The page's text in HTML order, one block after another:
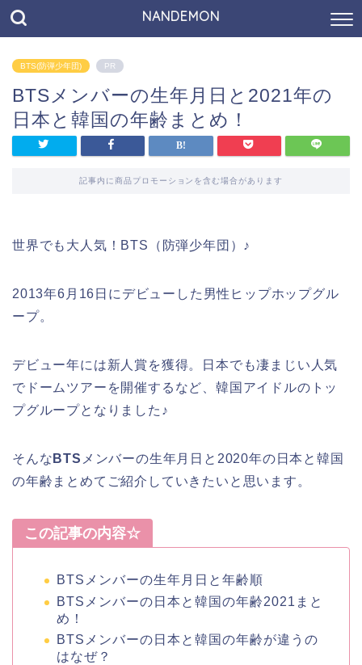
NANDEMON
BTS(防弾少年団) PR
BTSメンバーの生年月日と2021年の
日本と韓国の年齢まとめ！
記事内に商品プロモーションを含む場合があります
世界でも大人気！BTS（防弾少年団）♪
2013年6月16日にデビューした男性ヒップホップグル
ープ。
デビュー年には新人賞を獲得。日本でも凄まじい人気
でドームツアーを開催するなど、韓国アイドルのトッ
プグループとなりました♪
そんな BTS メンバーの生年月日と2020年の日本と韓国
の年齢まとめてご紹介していきたいと思います。
この記事の内容☆
BTSメンバーの生年月日と年齢順
BTSメンバーの日本と韓国の年齢2021まと
め！
BTSメンバーの日本と韓国の年齢が違うの
はなぜ？